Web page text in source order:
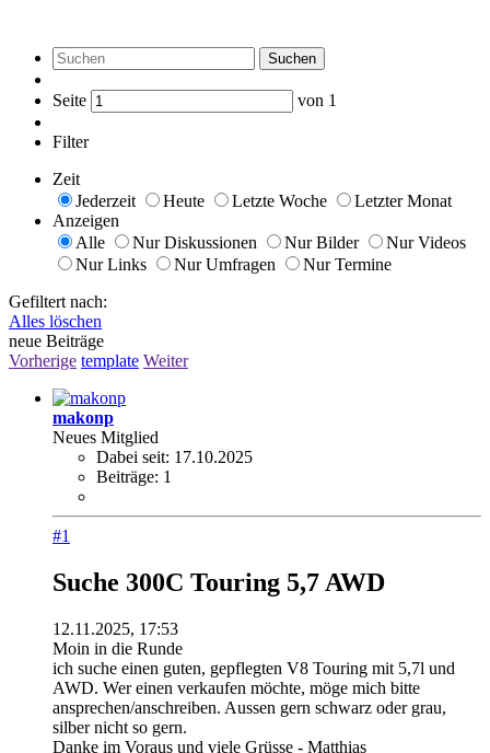
Suchen
Seite von 1
Filter
Zeit
Jederzeit
Heute Letzte Woche
Letzter Monat
Anzeigen
Alle
Nur Diskussionen Nur Bilder
Nur Videos
Nur Links
Nur Umfragen
Nur Termine
Gefiltert nach:
Alles löschen
neue Beiträge
Vorherige template Weiter
makonp
Neues Mitglied
Dabei seit: 17.10.2025
Beiträge: 1
#1
Suche 300C Touring 5,7 AWD
12.11.2025, 17:53
Moin in die Runde
ich suche einen guten, gepflegten V8 Touring mit 5,7l und
AWD. Wer einen verkaufen möchte, möge mich bitte
ansprechen/anschreiben. Aussen gern schwarz oder grau,
silber nicht so gern.
Danke im Voraus und viele Grüsse - Matthias